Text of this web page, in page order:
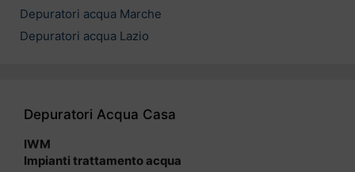
Depuratori acqua Marche
Depuratori acqua Lazio
Depuratori Acqua Casa
IWM
Impianti trattamento acqua